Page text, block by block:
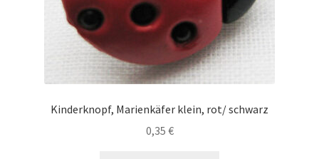
Kinderknopf, Marienkäfer klein, rot/ schwarz
0,35 €